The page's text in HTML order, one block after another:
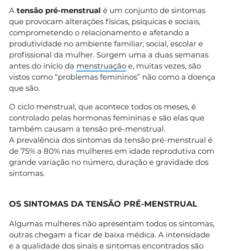
A tensão pré-menstrual é um conjunto de sintomas
que provocam alterações físicas, psíquicas e sociais,
comprometendo o relacionamento e afetando a
produtividade no ambiente familiar, social, escolar e
profissional da mulher. Surgem uma a duas semanas
antes do início da menstruação e, muitas vezes, são
vistos como “problemas femininos” não como a doença
que são.
O ciclo menstrual, que acontece todos os meses, é
controlado pelas hormonas femininas e são elas que
também causam a tensão pré-menstrual.
A prevalência dos sintomas da tensão pré-menstrual é
de 75% a 80% nas mulheres em idade reprodutiva com
grande variação no número, duração e gravidade dos
sintomas.
OS SINTOMAS DA TENSÃO PRÉ-MENSTRUAL
Algumas mulheres não apresentam todos os sintomas,
outras chegam a ficar de baixa médica. A intensidade
e a qualidade dos sinais e sintomas encontrados são